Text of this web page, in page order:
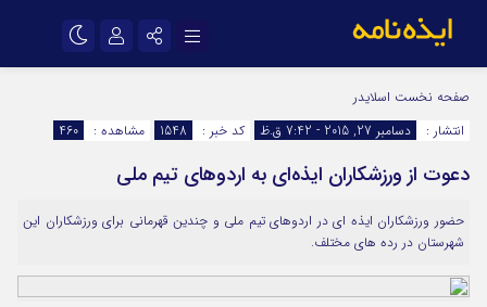
اینستاگرام
سروش
ایتا
آپارات
اپلیکیشن رمز عبور
صفحه نخست اسلایدر
انتشار :
دسامبر 27, 2015 - 7:42 ق.ظ کد خبر : 1548 مشاهده : 460
دعوت از ورزشکاران ایذه‌ای به اردوهای تیم ملی
حضور ورزشکاران ایذه ای در اردوهای تیم ملی و چندین قهرمانی برای ورزشکاران این
شهرستان در رده های مختلف.